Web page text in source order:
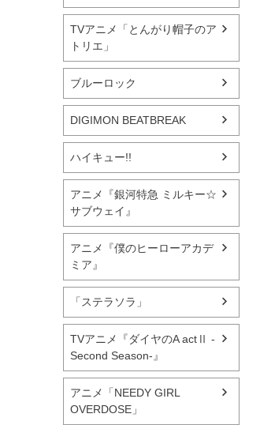
TVアニメ「とんがり帽子のア
トリエ」
ブルーロック
DIGIMON BEATBREAK
ハイキュー!!
アニメ『銀河特急 ミルキー☆
サブウェイ』
アニメ『僕のヒーローアカデ
ミア』
「ステラソラ」
TVアニメ『ダイヤのA actⅡ -
Second Season-』
アニメ「NEEDY GIRL
OVERDOSE」